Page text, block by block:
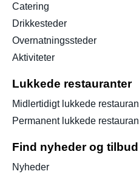
Catering
Drikkesteder
Overnatningssteder
Aktiviteter
Lukkede restauranter
Midlertidigt lukkede
Permanent lukkede
Find nyheder og tilbud
Nyheder